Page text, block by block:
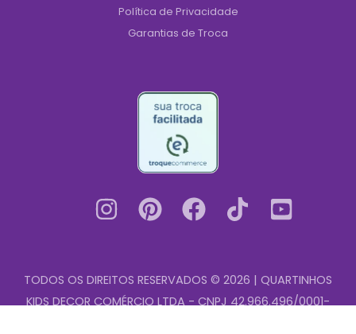
Política de Privacidade
Garantias de Troca
TODOS OS DIREITOS RESERVADOS © 2026 | QUARTINHOS
KIDS DECOR COMÉRCIO LTDA - CNPJ 42.966.496/0001-